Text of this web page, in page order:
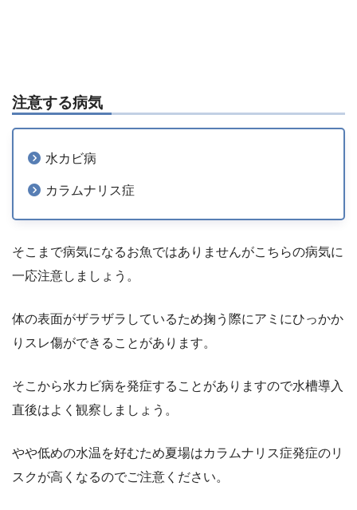
注意する病気
水カビ病
カラムナリス症
そこまで病気になるお魚ではありませんがこちらの病気に
一応注意しましょう。
体の表面がザラザラしているため掬う際にアミにひっかか
りスレ傷ができることがあります。
そこから水カビ病を発症することがありますので水槽導入
直後はよく観察しましょう。
やや低めの水温を好むため夏場はカラムナリス症発症のリ
スクが高くなるのでご注意ください。